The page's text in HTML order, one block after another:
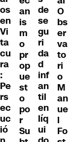
os
en
Vi
ta
cu
ra
:
Pe
rs
ec
uc
ió
an
is
m
o
pr
op
ue
st
o
po
r
Su
de
se
gu
ri
da
d
inf
an
til
en
líq
ui
O
bs
er
va
to
ri
o
M
an
ue
l
Fo